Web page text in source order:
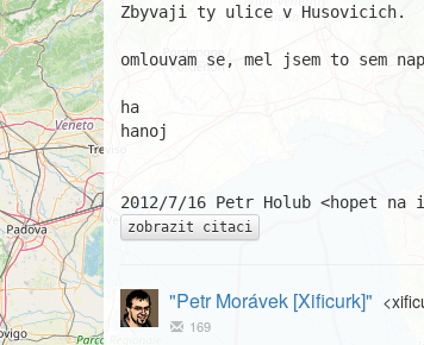
Zbyvaji ty ulice v Husovicich.
omlouvam se, mel jsem to sem
ha
hanoj
zobrazit citaci
"Petr Morávek [Xificurk]"
169